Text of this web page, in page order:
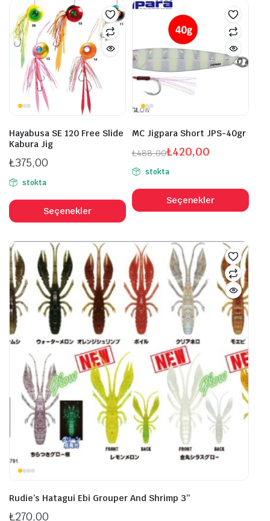
Hayabusa SE 120 Free Slide
Kabura Jig
₺375,00
stokta
Seçenekler
Bu
ürünün
fazla
varyasyonu
var.
Seçenekler
ürün
sayfasından
seçilebilir
MC Jigpara Short JPS-40gr
₺488,00
Orijinal
fiyat:
₺488,00.
₺420,00
Şu
andaki
fiyat:
₺420,00.
stokta
Seçenekler
Rudie’s Hatagui Ebi Grouper And Shrimp 3’’
₺270,00